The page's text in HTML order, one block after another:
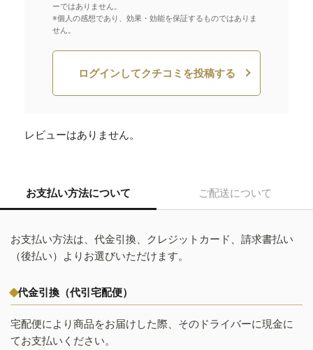
ーではありません。
※個人の感想であり、効果・効能を保証するものではありま
せん。
ログインしてクチコミを投稿する
レビューはありません。
お支払い方法について ご配送について
お支払い方法は、代金引換、クレジットカード、請求書払い
（後払い）よりお選びいただけます。
代金引換（代引宅配便）
宅配便により商品をお届けした際、そのドライバーに現金に
てお支払いください。